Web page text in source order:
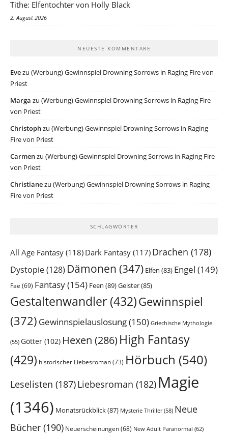
Tithe: Elfentochter von Holly Black
2. August 2026
NEUESTE KOMMENTARE
Evezu (Werbung) Gewinnspiel Drowning Sorrows in Raging Fire von
Priest
Marga zu (Werbung) Gewinnspiel Drowning Sorrows in Raging Fire
von Priest
Christophzu (Werbung) Gewinnspiel Drowning Sorrows in Raging
Fire von Priest
Carmenzu (Werbung) Gewinnspiel Drowning Sorrows in Raging Fire
von Priest
Christianezu (Werbung) Gewinnspiel Drowning Sorrows in Raging
Fire von Priest
SCHLAGWÖRTER
All Age Fantasy (118) Dark Fantasy (117) Drachen (178)
Dystopie(128) Dämonen (347) Elfen (83) Engel (149)
Fae (69) Fantasy(154) Feen (89)Geister(85)
Gestaltenwandler (432)Gewinnspiel
(372) Gewinnspielauslosung(150) Griechische Mythologie
(55) Götter (102) Hexen (286) High Fantasy
(429) historischer Liebesroman(73) Hörbuch (540)
Leselisten (187)Liebesroman (182) Magie
(1346) Monatsrückblick(87) Mysterie Thriller(58) Neue
Bücher (190) Neuerscheinungen(68) New Adult Paranormal (62)